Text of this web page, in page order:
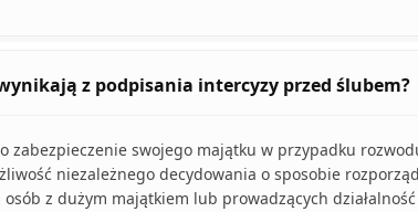
z podpisania intercyzy przed ślubem?
zabezpieczenie swojego majątku w przypadku
niezależnego decydowania o sposobie
z dużym majątkiem lub prowadzących